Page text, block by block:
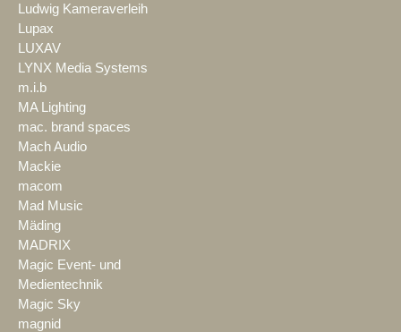
Ludwig Kameraverleih
Lupax
LUXAV
LYNX Media Systems
m.i.b
MA Lighting
mac. brand spaces
Mach Audio
Mackie
macom
Mad Music
Mäding
MADRIX
Magic Event- und
Medientechnik
Magic Sky
magnid